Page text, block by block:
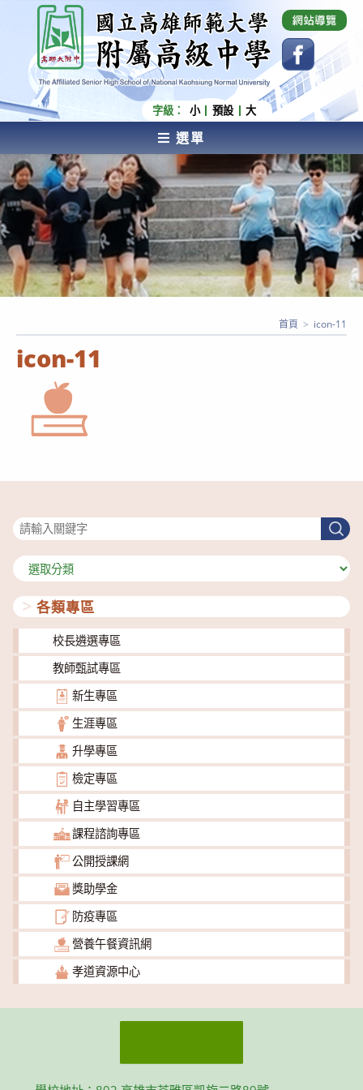
內
容
國立高雄師範大學附屬高級中學 Affiliated Senior
High School of National Kaohsiung Normal
University
字級： 小 預設 大
選單
AFFILIATED SENIOR HIGH SCHOOL OF NATIONAL
KAOHSIUNG NORMAL UNIVERSITY
icon-11
首頁 > icon-11
搜
尋
分
類
各類專區
校長遴選專區
教師甄試專區
新生專區
生涯專區
升學專區
檢定專區
自主學習專區
課程諮詢專區
公開授課網
獎助學金
防疫專區
營養午餐資訊網
孝道資源中心